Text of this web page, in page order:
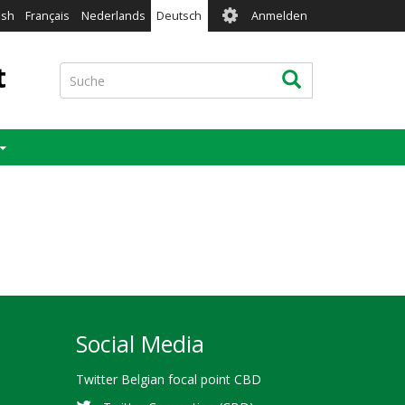
Français Nederlands Deutsch User
account
menu
Anmelden
Suche Suche
Social Media
Twitter Belgian focal point CBD